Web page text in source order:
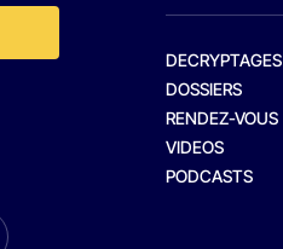
DECRYPTAGES
DOSSIERS
RENDEZ-VOUS
VIDEOS
PODCASTS